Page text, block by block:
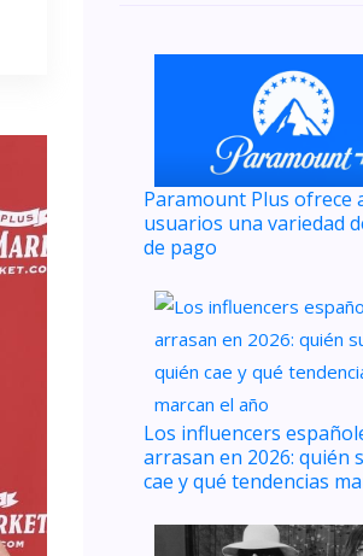
Paramount Plus ofrece
usuarios una variedad
de pago
Los influencers
arrasan en 2026: quién
cae y qué tendencias